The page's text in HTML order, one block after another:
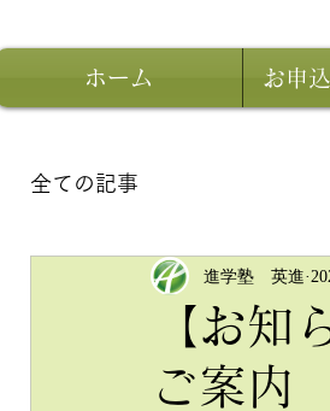
ホーム お申
全ての記事
【お
ご案内
進学塾 英進